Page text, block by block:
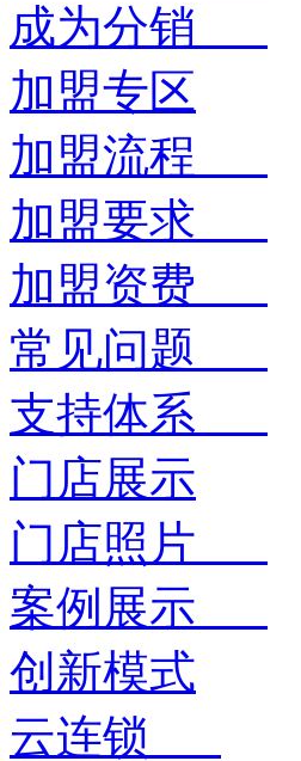
成为分销
加盟专区
加盟流程
加盟要求
加盟资费
常见问题
支持体系
门店展示
门店照片
案例展示
创新模式
云连锁